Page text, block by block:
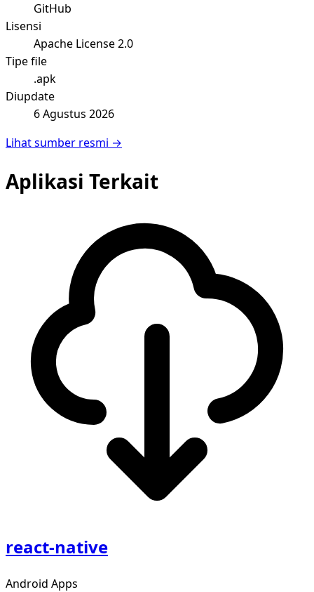
GitHub
Lisensi
Apache License 2.0
Tipe file
.apk
Diupdate
6 Agustus 2026
Lihat sumber resmi →
Aplikasi Terkait
react-native
Android Apps